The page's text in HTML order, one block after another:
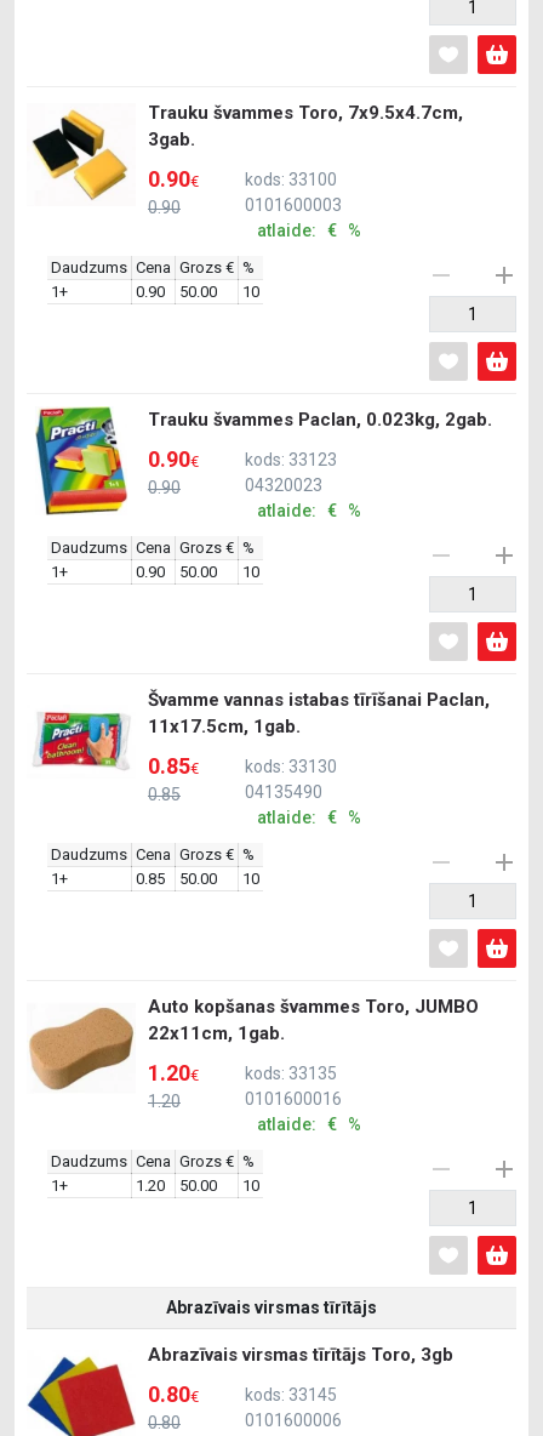
Trauku švammes Toro, 7x9.5x4.7cm,
3gab.
0.90
0.90€
kods: 33100
0101600003
atlaide: € %
Daudzums Cena Grozs € %
1+
0.90 50.00 10
Trauku švammes Paclan, 0.023kg, 2gab.
0.90
0.90€
kods: 33123
04320023
atlaide: € %
Daudzums Cena Grozs € %
1+
0.90 50.00 10
Švamme vannas istabas tīrīšanai Paclan,
11x17.5cm, 1gab.
0.85
0.85€
kods: 33130
04135490
atlaide: € %
Daudzums Cena Grozs € %
1+
0.85 50.00 10
Auto kopšanas švammes Toro, JUMBO
22x11cm, 1gab.
1.20
1.20€
kods: 33135
0101600016
atlaide: € %
Daudzums Cena Grozs € %
1+
1.20 50.00 10
Abrazīvais virsmas tīrītājs
Abrazīvais virsmas tīrītājs Toro, 3gb
0.80
0.80€
kods: 33145
0101600006